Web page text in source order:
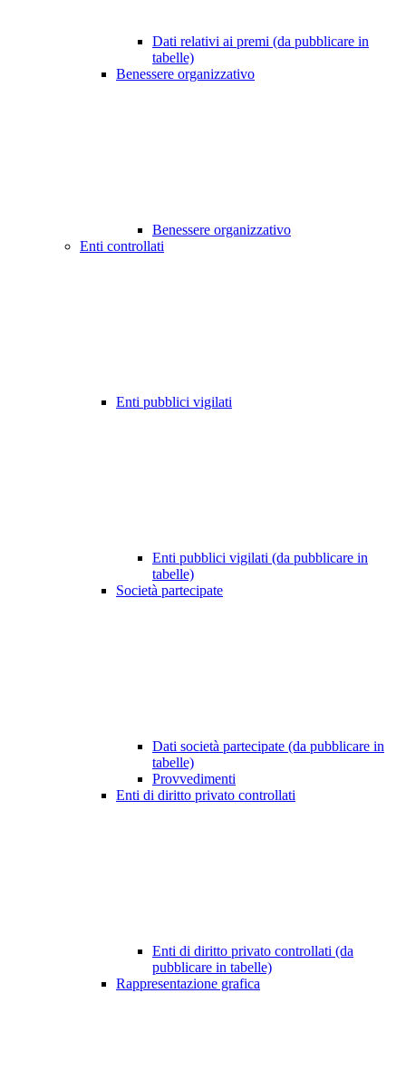
Dati relativi ai premi (da pubblicare in
tabelle)
Benessere organizzativo
Benessere organizzativo
Enti controllati
Enti pubblici vigilati
Enti pubblici vigilati (da pubblicare in
tabelle)
Società partecipate
Dati società partecipate (da pubblicare in
tabelle)
Provvedimenti
Enti di diritto privato controllati
Enti di diritto privato controllati (da
pubblicare in tabelle)
Rappresentazione grafica